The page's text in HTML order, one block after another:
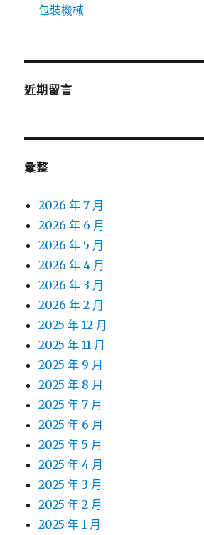
包裝機械
近期留言
彙整
2026 年 7 月
2026 年 6 月
2026 年 5 月
2026 年 4 月
2026 年 3 月
2026 年 2 月
2025 年 12 月
2025 年 11 月
2025 年 9 月
2025 年 8 月
2025 年 7 月
2025 年 6 月
2025 年 5 月
2025 年 4 月
2025 年 3 月
2025 年 2 月
2025 年 1 月